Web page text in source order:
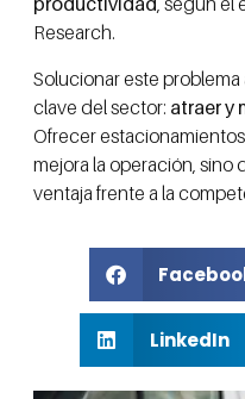
Research.
Solucionar este
clave del sector: atraer y
Ofrecer
mejora la operación, sino
ventaja frente a la
LinkedIn